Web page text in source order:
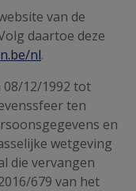
van de
daartoe deze
nl.
08/12/1992 tot
ten
en
wetgeving
die vervangen
679 van het